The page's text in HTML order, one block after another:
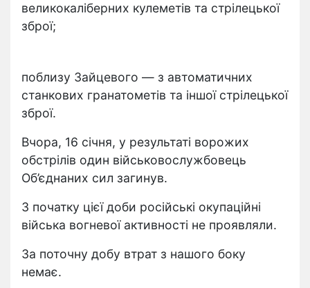
великокаліберних кулеметів та стрілецької
зброї;
поблизу Зайцевого — з автоматичних
станкових гранатометів та іншої стрілецької
зброї.
Вчора, 16 січня, у результаті ворожих
обстрілів один військовослужбовець
Об’єднаних сил загинув.
З початку цієї доби російські окупаційні
війська вогневої активності не проявляли.
За поточну добу втрат з нашого боку
немає.